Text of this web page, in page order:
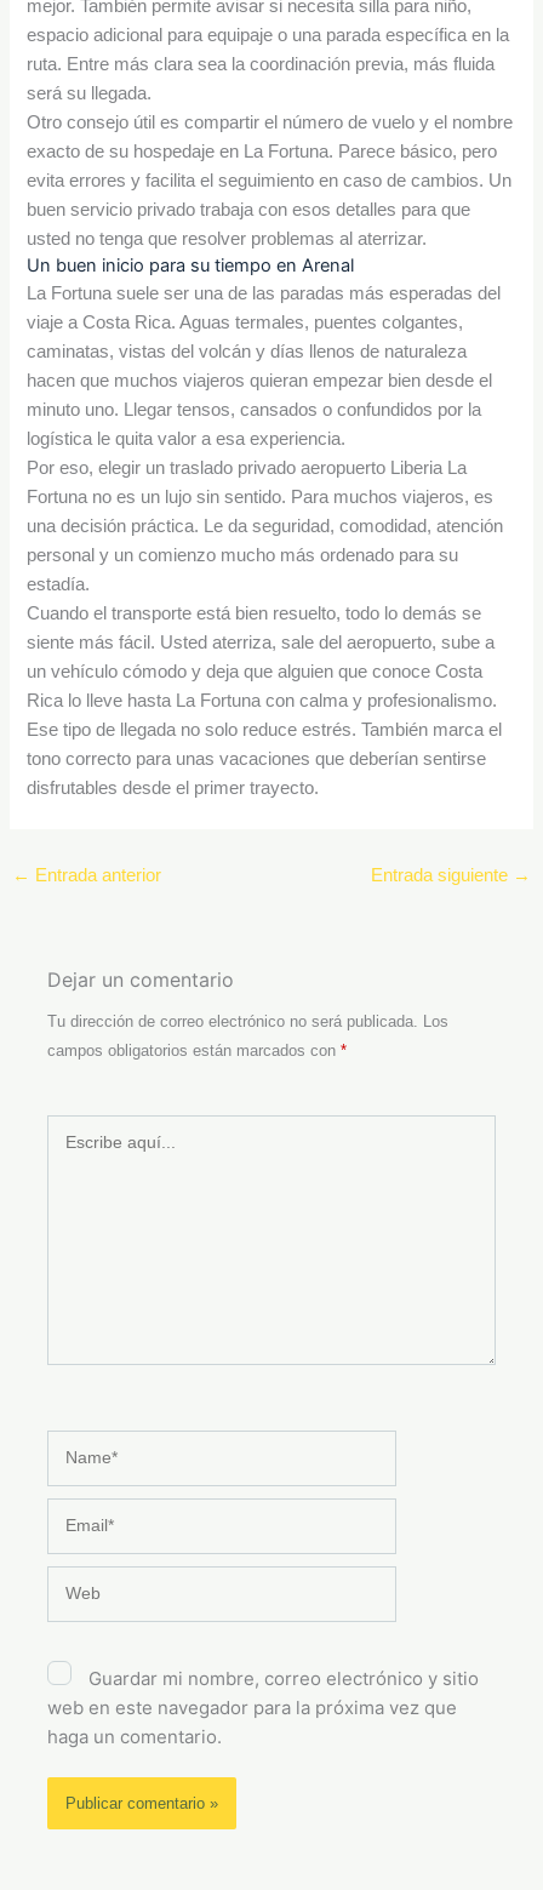
mejor. También permite avisar si necesita silla para niño,
espacio adicional para equipaje o una parada específica en la
ruta. Entre más clara sea la coordinación previa, más fluida
será su llegada.
Otro consejo útil es compartir el número de vuelo y el nombre
exacto de su hospedaje en La Fortuna. Parece básico, pero
evita errores y facilita el seguimiento en caso de cambios. Un
buen servicio privado trabaja con esos detalles para que
usted no tenga que resolver problemas al aterrizar.
Un buen inicio para su tiempo en Arenal
La Fortuna suele ser una de las paradas más esperadas del
viaje a Costa Rica. Aguas termales, puentes colgantes,
caminatas, vistas del volcán y días llenos de naturaleza
hacen que muchos viajeros quieran empezar bien desde el
minuto uno. Llegar tensos, cansados o confundidos por la
logística le quita valor a esa experiencia.
Por eso, elegir un traslado privado aeropuerto Liberia La
Fortuna no es un lujo sin sentido. Para muchos viajeros, es
una decisión práctica. Le da seguridad, comodidad, atención
personal y un comienzo mucho más ordenado para su
estadía.
Cuando el transporte está bien resuelto, todo lo demás se
siente más fácil. Usted aterriza, sale del aeropuerto, sube a
un vehículo cómodo y deja que alguien que conoce Costa
Rica lo lleve hasta La Fortuna con calma y profesionalismo.
Ese tipo de llegada no solo reduce estrés. También marca el
tono correcto para unas vacaciones que deberían sentirse
disfrutables desde el primer trayecto.
← Entrada anterior Entrada siguiente →
Dejar un comentario
Tu dirección de correo electrónico no será publicada. Los
campos obligatorios están marcados con*
Guardar mi nombre, correo electrónico y sitio
web en este navegador para la próxima vez que
haga un comentario.